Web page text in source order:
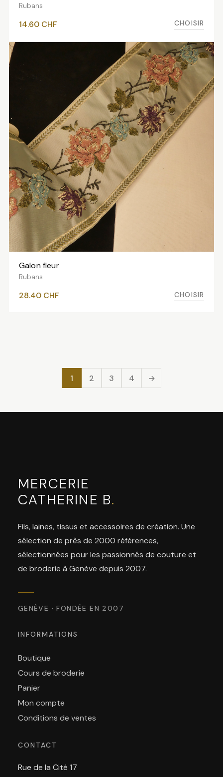
Rubans
14.60 CHF CHOISIR
Galon fleur
Rubans
28.40 CHF CHOISIR
1 2 3 4 →
MERCERIE
CATHERINE B.
Fils, laines, tissus et accessoires de création. Une
sélection de près de 2000 références,
sélectionnées pour les passionnés de couture et
de broderie à Genève depuis 2007.
GENÈVE · FONDÉE EN 2007
INFORMATIONS
Boutique
Cours de broderie
Panier
Mon compte
Conditions de ventes
CONTACT
Rue de la Cité 17